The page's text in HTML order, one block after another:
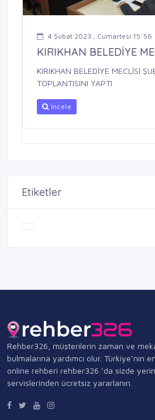
4 Şubat 2023 , Cumartesi 15:56
KIRIKHAN BELEDİYE
KIRIKHAN BELEDİYE MECLİSİ
TOPLANTISINI YAPTI
İncele
Etiketler
Rehber326, müşterilerin zaman ve
bulmalarına yardımcı olur. Türkiye’nin
online rehberi rehber326 ‘da sizde
servislerinden ücretsiz yararlanın.